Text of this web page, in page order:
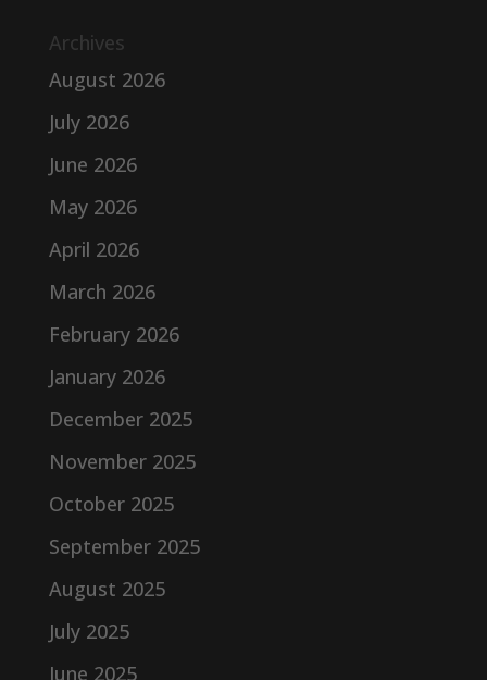
Archives
August 2026
July 2026
June 2026
May 2026
April 2026
March 2026
February 2026
January 2026
December 2025
November 2025
October 2025
September 2025
August 2025
July 2025
June 2025